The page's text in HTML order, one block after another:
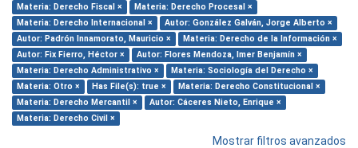
Materia: Derecho Fiscal ×
Materia: Derecho Procesal ×
Materia: Derecho Internacional ×
Autor: González Galván, Jorge Alberto ×
Autor: Padrón Innamorato, Mauricio ×
Materia: Derecho de la Información ×
Autor: Fix Fierro, Héctor ×
Autor: Flores Mendoza, Imer Benjamín ×
Materia: Derecho Administrativo ×
Materia: Sociología del Derecho ×
Materia: Otro ×
Has File(s): true ×
Materia: Derecho Constitucional ×
Materia: Derecho Mercantil ×
Autor: Cáceres Nieto, Enrique ×
Materia: Derecho Civil ×
Mostrar filtros avanzados